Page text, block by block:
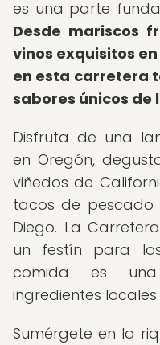
es una parte
Desde mariscos
vinos exquisitos
en esta carretera
sabores únicos de
Disfruta de una
en Oregón,
viñedos de
tacos de pescado
Diego. La
un festín para
comida es
ingredientes
Sumérgete en la